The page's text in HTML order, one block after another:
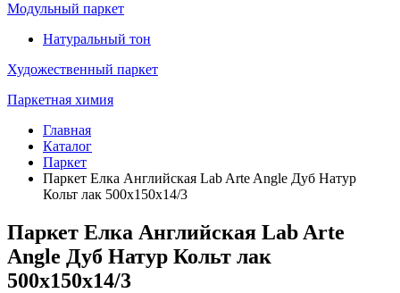
Модульный паркет
Натуральный тон
Художественный паркет
Паркетная химия
Главная
Каталог
Паркет
Паркет Елка Английская Lab Arte Angle Дуб Натур
Кольт лак 500х150х14/3
Паркет Елка Английская Lab Arte
Angle Дуб Натур Кольт лак
500х150х14/3